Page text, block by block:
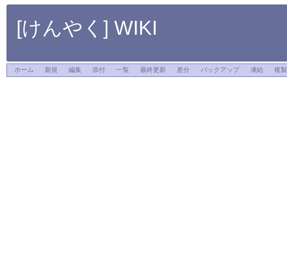
[けんやく] WIKI
ホーム 新規 編集 添付 一覧 最終更新 差分 バックアップ 凍結 複製